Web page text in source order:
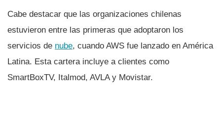
Cabe destacar que las organizaciones chilenas
estuvieron entre las primeras que adoptaron los
servicios de nube, cuando AWS fue lanzado en América
Latina. Esta cartera incluye a clientes como
SmartBoxTV, Italmod, AVLA y Movistar.